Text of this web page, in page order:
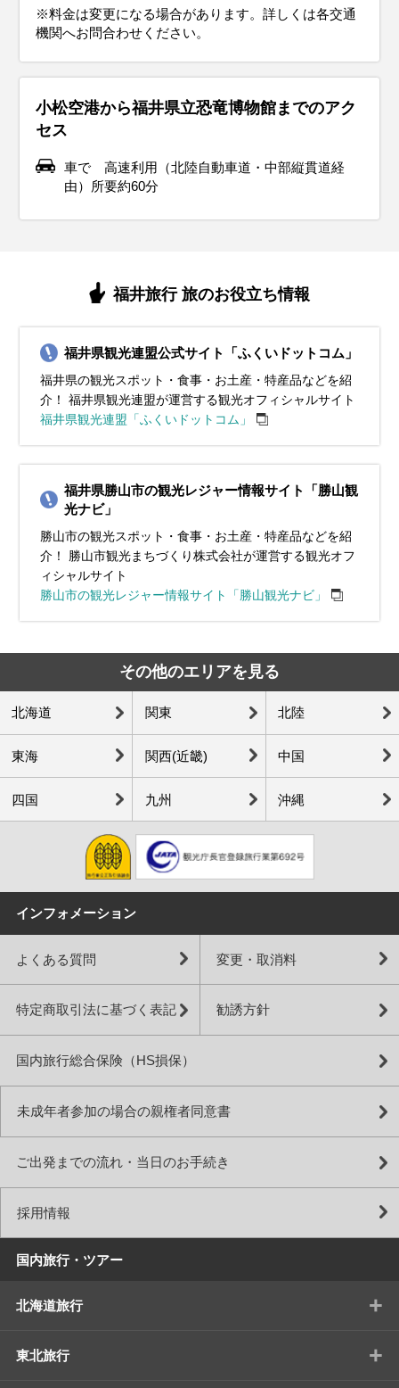
※料金は変更になる場合があります。詳しくは各交通
機関へお問合わせください。
小松空港から福井県立恐竜博物館までのアク
セス
車で 高速利用（北陸自動車道・中部縦貫道経
由）所要約60分
福井旅行 旅のお役立ち情報
福井県観光連盟公式サイト「ふくいドットコム」
福井県の観光スポット・食事・お土産・特産品などを紹
介！ 福井県観光連盟が運営する観光オフィシャルサイト
福井県観光連盟「ふくいドットコム」
福井県勝山市の観光レジャー情報サイト「勝山観
光ナビ」
勝山市の観光スポット・食事・お土産・特産品などを紹
介！ 勝山市観光まちづくり株式会社が運営する観光オフ
ィシャルサイト
勝山市の観光レジャー情報サイト「勝山観光ナビ」
その他のエリアを見る
北海道 関東 北陸
東海 関西(近畿) 中国
四国 九州 沖縄
インフォメーション
よくある質問 変更・取消料
特定商取引法に基づく表記 勧誘方針
国内旅行総合保険（HS損保）
未成年者参加の場合の親権者同意書
ご出発までの流れ・当日のお手続き
採用情報
国内旅行・ツアー
北海道旅行 +
東北旅行 +